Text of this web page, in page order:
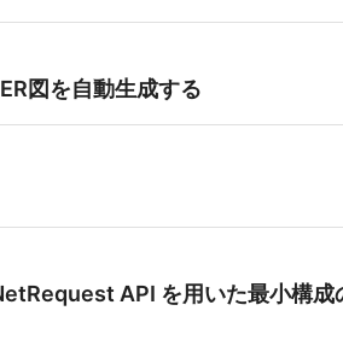
図を自動生成する
API を用いた最小構成